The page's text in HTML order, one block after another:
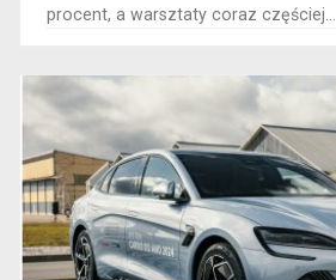
procent, a warsztaty coraz częściej...